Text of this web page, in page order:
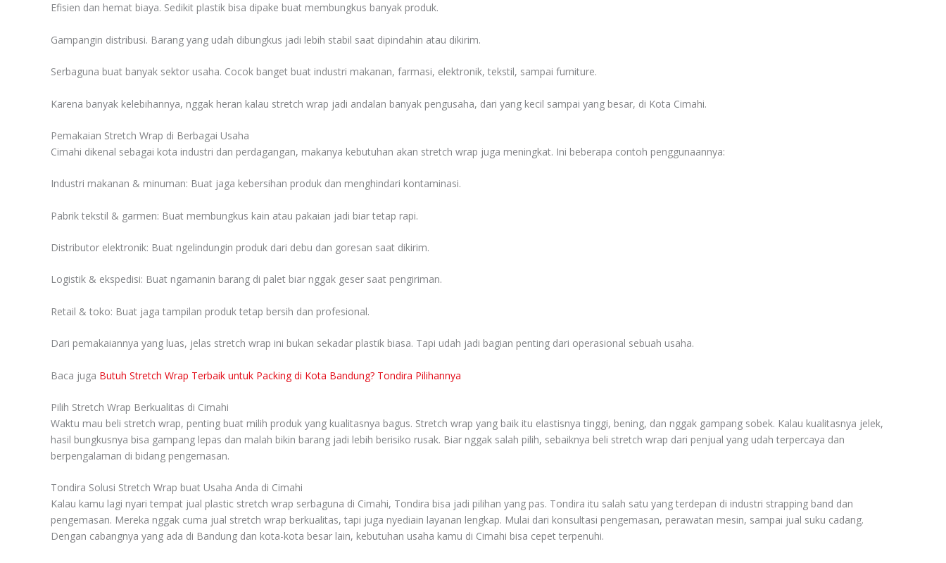
Efisien dan hemat biaya. Sedikit plastik bisa dipake buat membungkus banyak produk.
Gampangin distribusi. Barang yang udah dibungkus jadi lebih stabil saat dipindahin atau dikirim.
Serbaguna buat banyak sektor usaha. Cocok banget buat industri makanan, farmasi, elektronik, tekstil, sampai furniture.
Karena banyak kelebihannya, nggak heran kalau stretch wrap jadi andalan banyak pengusaha, dari yang kecil sampai yang besar, di Kota Cimahi.
Pemakaian Stretch Wrap di Berbagai Usaha
Cimahi dikenal sebagai kota industri dan perdagangan, makanya kebutuhan akan stretch wrap juga meningkat. Ini beberapa contoh penggunaannya:
Industri makanan & minuman: Buat jaga kebersihan produk dan menghindari kontaminasi.
Pabrik tekstil & garmen: Buat membungkus kain atau pakaian jadi biar tetap rapi.
Distributor elektronik: Buat ngelindungin produk dari debu dan goresan saat dikirim.
Logistik & ekspedisi: Buat ngamanin barang di palet biar nggak geser saat pengiriman.
Retail & toko: Buat jaga tampilan produk tetap bersih dan profesional.
Dari pemakaiannya yang luas, jelas stretch wrap ini bukan sekadar plastik biasa. Tapi udah jadi bagian penting dari operasional sebuah usaha.
Baca juga Butuh Stretch Wrap Terbaik untuk Packing di Kota Bandung? Tondira Pilihannya
Pilih Stretch Wrap Berkualitas di Cimahi
Waktu mau beli stretch wrap, penting buat milih produk yang kualitasnya bagus. Stretch wrap yang baik itu elastisnya tinggi, bening, dan nggak gampang sobek. Kalau kualitasnya jelek,
hasil bungkusnya bisa gampang lepas dan malah bikin barang jadi lebih berisiko rusak. Biar nggak salah pilih, sebaiknya beli stretch wrap dari penjual yang udah terpercaya dan
berpengalaman di bidang pengemasan.
Tondira Solusi Stretch Wrap buat Usaha Anda di Cimahi
Kalau kamu lagi nyari tempat jual plastic stretch wrap serbaguna di Cimahi, Tondira bisa jadi pilihan yang pas. Tondira itu salah satu yang terdepan di industri strapping band dan
pengemasan. Mereka nggak cuma jual stretch wrap berkualitas, tapi juga nyediain layanan lengkap. Mulai dari konsultasi pengemasan, perawatan mesin, sampai jual suku cadang.
Dengan cabangnya yang ada di Bandung dan kota-kota besar lain, kebutuhan usaha kamu di Cimahi bisa cepet terpenuhi.